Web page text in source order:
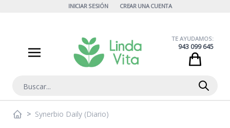
INICIAR SESIÓN CREAR UNA CUENTA
Buscar
TE AYUDAMOS:
943 099 645
> Synerbio Daily (Diario)